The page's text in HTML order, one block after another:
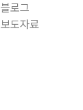
블로그
보도자료